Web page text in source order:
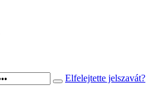
Elfelejtette jelszavát?